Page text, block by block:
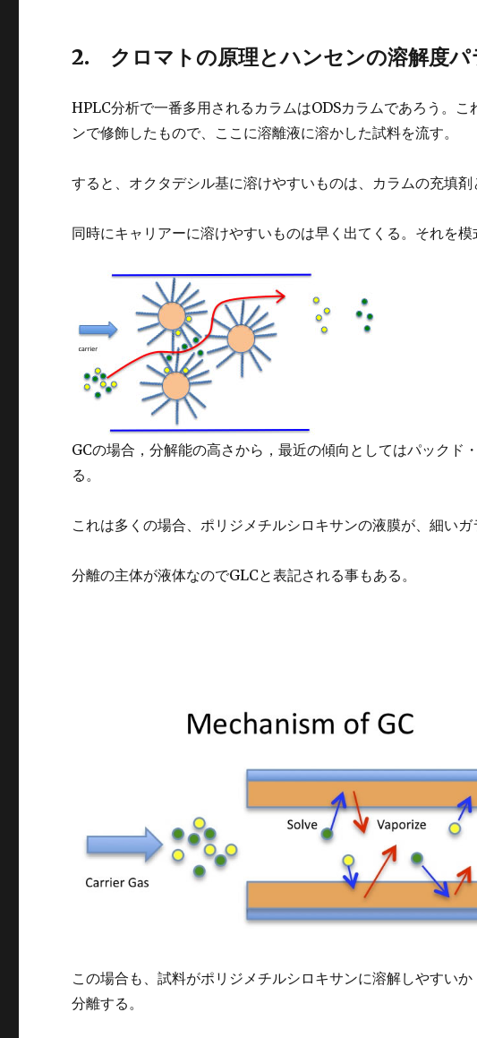
2. クロマトの原理とハンセンの溶解度パ
HPLC分析で一番多用されるカラムはODSカラムであろう。
ンで修飾したもので、ここに溶離液に溶かした試料を流す。
すると、オクタデシル基に溶けやすいものは、カラムの充填剤
同時にキャリアーに溶けやすいものは早く出てくる。それを模
GCの場合，分解能の高さから，最近の傾向としてはパックド
る。
これは多くの場合、ポリジメチルシロキサンの液膜が、細い
分離の主体が液体なのでGLCと表記される事もある。
この場合も、試料がポリジメチルシロキサンに溶解しやすい
分離する。